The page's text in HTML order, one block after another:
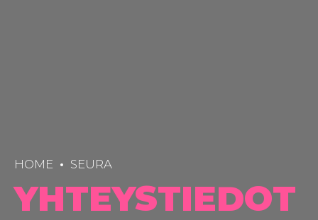
HOME SEURA
YHTEYSTIEDOT